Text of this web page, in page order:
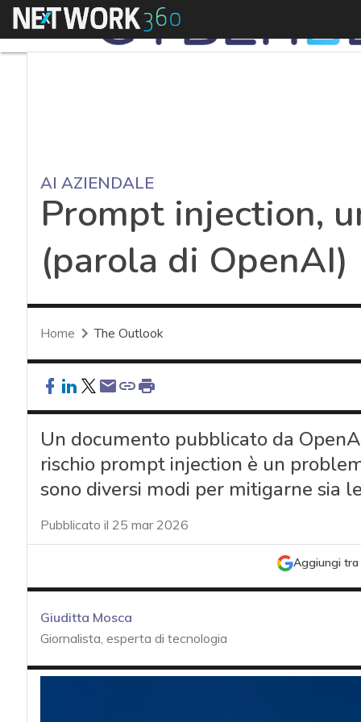
Menu
AI AZIENDALE
Prompt injection,
(parola di OpenAI)
Home The Outlook
Un documento pubblicato da
rischio prompt injection è un
sono diversi modi per mitigarne sia
Pubblicato il 25 mar 2026
Aggiungi tra
Giuditta Mosca
Giornalista, esperta di tecnologia